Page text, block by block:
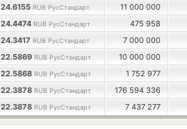
24.6155 RUB РусСтандарт 11 000 000
24.4474 RUB РусСтандарт 475 958
24.3417 RUB РусСтандарт 7 000 000
22.5869 RUB РусСтандарт 10 000 000
22.5868 RUB РусСтандарт 1 752 977
22.3878 RUB РусСтандарт 176 594 336
22.3878 RUB РусСтандарт 7 437 277